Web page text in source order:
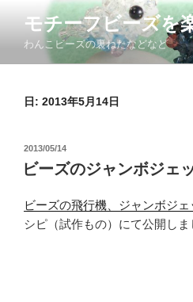
ン
モチーフビーズを
わんこビーズの裏ねたなどなど
日: 2013年5月14日
投
稿
日:
2013/05/14
ビーズのジャンボジェ
ビーズの飛行機、ジャンボジェ
シピ（試作もの）にて公開しま